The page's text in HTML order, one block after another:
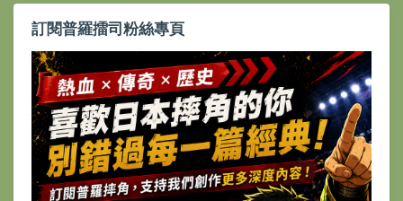
訂閱普羅擂司粉絲專頁